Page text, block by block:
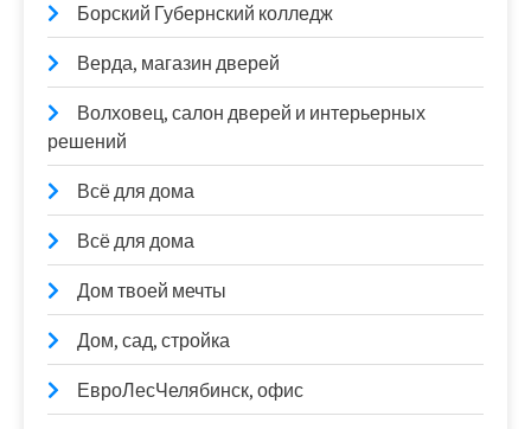
Борский Губернский колледж
Верда, магазин дверей
Волховец, салон дверей и интерьерных
решений
Всё для дома
Всё для дома
Дом твоей мечты
Дом, сад, стройка
ЕвроЛесЧелябинск, офис